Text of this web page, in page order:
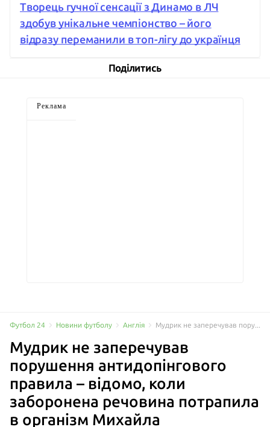
Творець гучної сенсації з Динамо в ЛЧ
здобув унікальне чемпіонство – його
відразу переманили в топ-лігу до українця
Поділитись
Реклама